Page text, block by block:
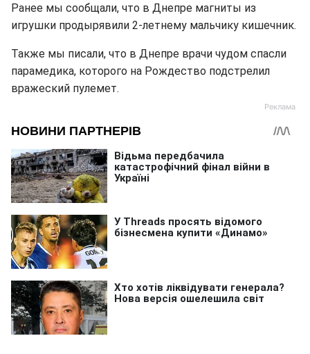
Ранее мы сообщали, что в Днепре магниты из
игрушки продырявили 2-летнему мальчику кишечник.
Также мы писали, что в Днепре врачи чудом спасли
парамедика, которого на Рождество подстрелил
вражеский пулемет.